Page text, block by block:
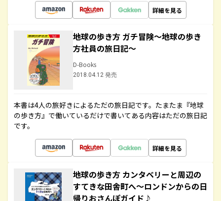
詳細を見る
地球の歩き方 ガチ冒険～地球の歩き
方社員の旅日記～
D-Books
2018.04.12 発売
本書は4人の旅好きによるただの旅日記です。たまたま『地球
の歩き方』で働いているだけで書いてある内容はただの旅日記
です。
詳細を見る
地球の歩き方 カンタベリーと周辺の
すてきな田舎町へ～ロンドンからの日
帰りおさんぽガイド♪